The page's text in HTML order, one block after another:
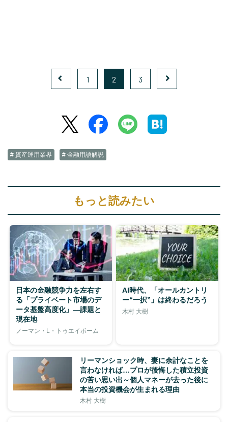
1 2 3
# 資産運用業界 # 金融用語解説
もっと読みたい
日本の金融競争力を左右す
る「プライベート市場のデ
ータ基盤高度化」―課題と
現在地
ノーマン・L・トゥエイボーム
AI時代、「オールカントリ
ー“一択”」は終わるだろう
木村 大樹
リーマンショック時、妻に余計なことを
言わなければ…プロが後悔した積立投資
の苦い思い出～個人マネーが去った後に
本当の投資機会が生まれる理由
木村 大樹